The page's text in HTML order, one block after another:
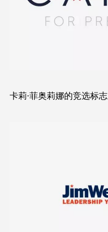
卡莉·菲奥莉娜的竞选标志